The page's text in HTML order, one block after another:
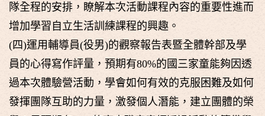
隊全程的安排，瞭解本次活動課程內容的重要性進而
增加學習自立生活訓練課程的興趣。
(四)運用輔導員(役男)的觀察報告表暨全體幹部及學
員的心得寫作評量，預期有80%的國三家童能夠因透
過本次體驗營活動，學會如何有效的克服困難及如何
發揮團隊互助的力量，激發個人潛能，建立團體的榮